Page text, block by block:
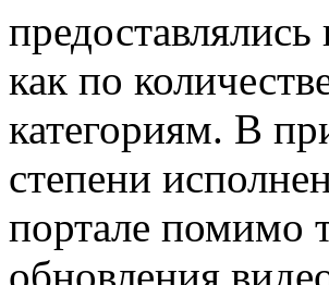
как по
категориям. В
степени
портале помимо
обновления